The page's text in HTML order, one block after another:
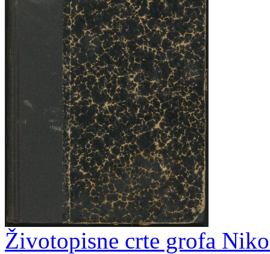
Životopisne crte grofa